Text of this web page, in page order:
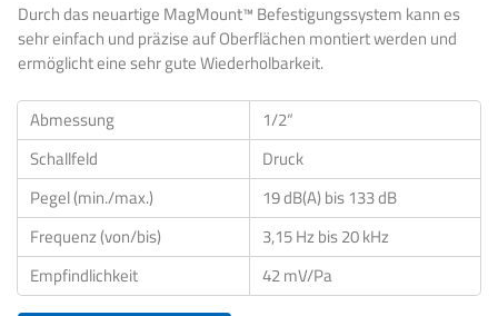
Durch das neuartige MagMount™ Befestigungssystem kann es
sehr einfach und präzise auf Oberflächen montiert werden und
ermöglicht eine sehr gute Wiederholbarkeit.
Abmessung
1/2“
Schallfeld
Druck
Pegel (min./max.)
19 dB(A) bis 133 dB
Frequenz (von/bis)
3,15 Hz bis 20 kHz
Empfindlichkeit
42 mV/Pa